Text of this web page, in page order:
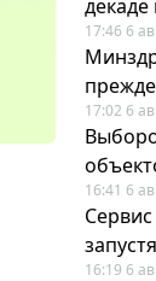
17:46 6
17:02 6
16:41 6
16:19 6